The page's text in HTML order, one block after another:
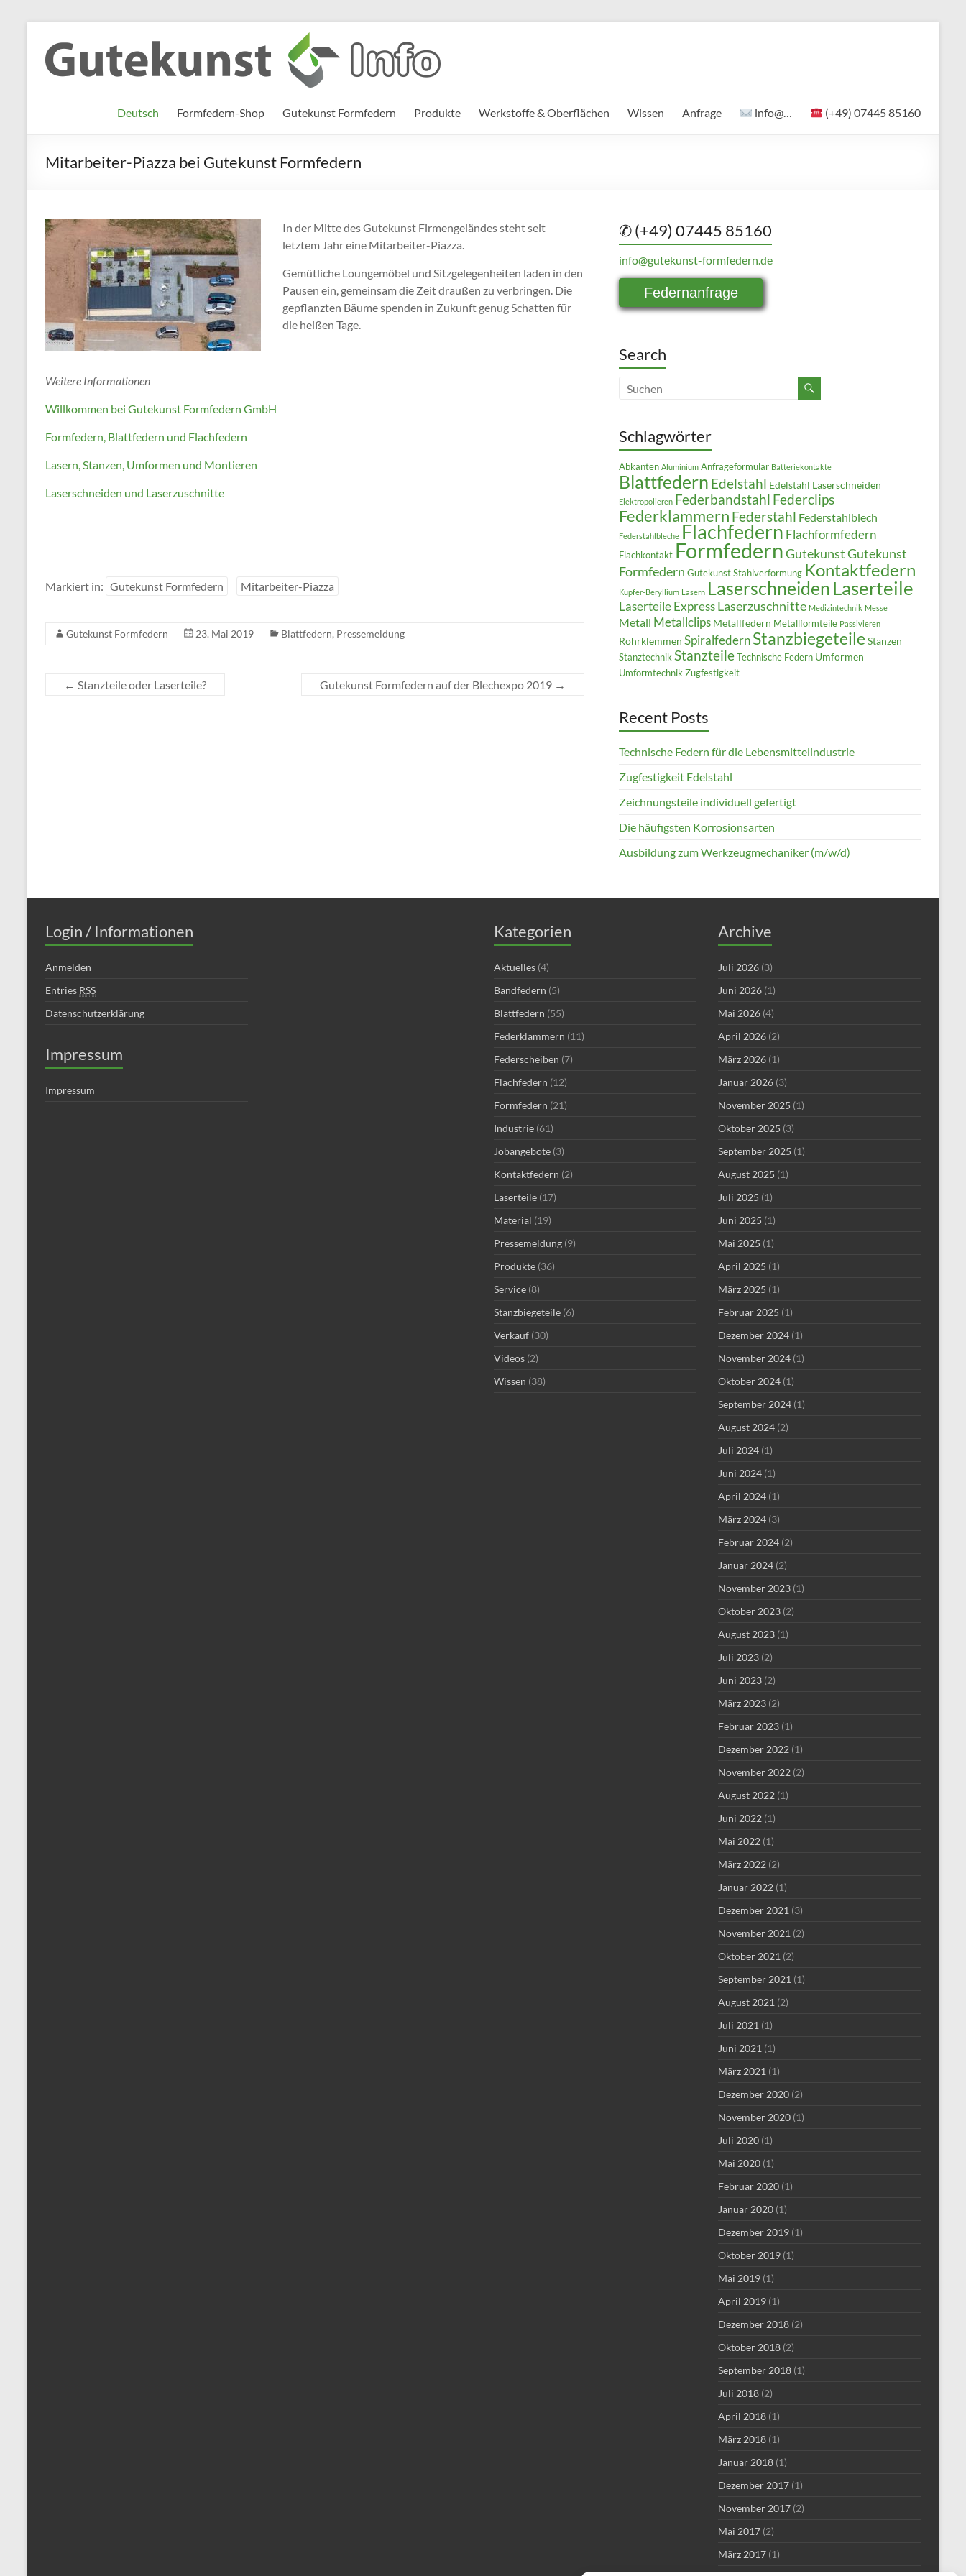
Inhalt
springen
Gutekunst
Formfedern
GmbH
Informationen
und
Wissenswertes
Deutsch Formfedern-Shop Gutekunst Formfedern Produkte Werkstoffe & Oberflächen Wissen Anfrage info@… (+49) 07445 85160
Mitarbeiter-Piazza bei Gutekunst Formfedern
In der Mitte des Gutekunst Firmengeländes steht seit
letztem Jahr eine Mitarbeiter-Piazza.
Gemütliche Loungemöbel und Sitzgelegenheiten laden in den
Pausen ein, gemeinsam die Zeit draußen zu verbringen. Die
gepflanzten Bäume spenden in Zukunft genug Schatten für
die heißen Tage.
Weitere Informationen
Willkommen bei Gutekunst Formfedern GmbH
Formfedern, Blattfedern und Flachfedern
Lasern, Stanzen, Umformen und Montieren
Laserschneiden und Laserzuschnitte
Markiert in: Gutekunst Formfedern Mitarbeiter-Piazza
Gutekunst Formfedern 23. Mai 2019 Blattfedern, Pressemeldung
← Stanzteile oder Laserteile? Gutekunst Formfedern auf der Blechexpo 2019 →
✆ (+49) 07445 85160
info@gutekunst-formfedern.de
Federnanfrage
Search
Schlagwörter
Abkanten Aluminium Anfrageformular Batteriekontakte
Blattfedern Edelstahl Edelstahl Laserschneiden
Elektropolieren Federbandstahl Federclips
Federklammern Federstahl Federstahlblech
Federstahlbleche Flachfedern Flachformfedern
Flachkontakt FormfedernGutekunstGutekunst
Formfedern Gutekunst Stahlverformung Kontaktfedern
Kupfer-Beryllium Lasern Laserschneiden Laserteile
Laserteile Express Laserzuschnitte Medizintechnik Messe
Metall Metallclips Metallfedern Metallformteile Passivieren
Rohrklemmen Spiralfedern Stanzbiegeteile Stanzen
Stanztechnik Stanzteile Technische Federn Umformen
Umformtechnik Zugfestigkeit
Recent Posts
Technische Federn für die Lebensmittelindustrie
Zugfestigkeit Edelstahl
Zeichnungsteile individuell gefertigt
Die häufigsten Korrosionsarten
Ausbildung zum Werkzeugmechaniker (m/w/d)
Login / Informationen
Anmelden
Entries RSS
Datenschutzerklärung
Impressum
Impressum
Kategorien
Aktuelles (4)
Bandfedern (5)
Blattfedern (55)
Federklammern (11)
Federscheiben (7)
Flachfedern (12)
Formfedern (21)
Industrie (61)
Jobangebote (3)
Kontaktfedern (2)
Laserteile (17)
Material (19)
Pressemeldung (9)
Produkte (36)
Service (8)
Stanzbiegeteile (6)
Verkauf (30)
Videos (2)
Wissen (38)
Archive
Juli 2026 (3)
Juni 2026 (1)
Mai 2026 (4)
April 2026 (2)
März 2026 (1)
Januar 2026 (3)
November 2025 (1)
Oktober 2025 (3)
September 2025 (1)
August 2025 (1)
Juli 2025 (1)
Juni 2025 (1)
Mai 2025 (1)
April 2025 (1)
März 2025 (1)
Februar 2025 (1)
Dezember 2024 (1)
November 2024 (1)
Oktober 2024 (1)
September 2024 (1)
August 2024 (2)
Juli 2024 (1)
Juni 2024 (1)
April 2024 (1)
März 2024 (3)
Februar 2024 (2)
Januar 2024 (2)
November 2023 (1)
Oktober 2023 (2)
August 2023 (1)
Juli 2023 (2)
Juni 2023 (2)
März 2023 (2)
Februar 2023 (1)
Dezember 2022 (1)
November 2022 (2)
August 2022 (1)
Juni 2022 (1)
Mai 2022 (1)
März 2022 (2)
Januar 2022 (1)
Dezember 2021 (3)
November 2021 (2)
Oktober 2021 (2)
September 2021 (1)
August 2021 (2)
Juli 2021 (1)
Juni 2021 (1)
März 2021 (1)
Dezember 2020 (2)
November 2020 (1)
Juli 2020 (1)
Mai 2020 (1)
Februar 2020 (1)
Januar 2020 (1)
Dezember 2019 (1)
Oktober 2019 (1)
Mai 2019 (1)
April 2019 (1)
Dezember 2018 (2)
Oktober 2018 (2)
September 2018 (1)
Juli 2018 (2)
April 2018 (1)
März 2018 (1)
Januar 2018 (1)
Dezember 2017 (1)
November 2017 (2)
Mai 2017 (2)
März 2017 (1)